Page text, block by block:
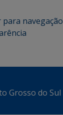
para navegação
Grosso do Sul